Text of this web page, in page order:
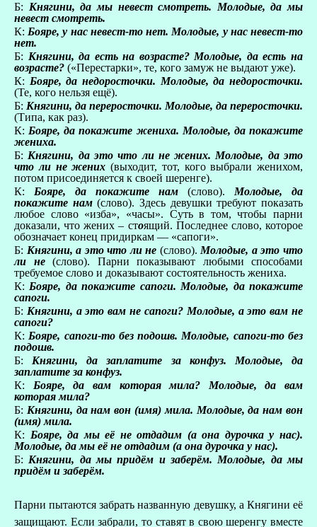
Б: Княгини, да мы невест смотреть. Молодые, да мы
невест смотреть.
К:Бояре, у нас невест-то нет. Молодые, у нас невест-то
нет.
Б: Княгини, да есть на возрасте? Молодые, да есть на
возрасте? («Перестарки», те, кого замуж не выдают уже).
К: Бояре, да недоросточки. Молодые, да недоросточки.
(Те, кого нельзя ещё).
Б: Княгини, да переросточки. Молодые, да переросточки.
(Типа, как раз).
К:Бояре, да покажите жениха. Молодые, да покажите
жениха.
Б:Княгини, да это что ли не жених. Молодые, да это
что ли не жених (выходит, тот, кого выбрали женихом,
потом присоединяется к своей шеренге).
К: Бояре, да покажите нам (слово).Молодые, да
покажите нам(слово). Здесь девушки требуют показать
любое слово «изба», «часы». Суть в том, чтобы парни
доказали, что жених – стоящий. Последнее слово, которое
обозначает конец придиркам — «сапоги».
Б: Княгини, а это что ли не (слово).Молодые, а это что
ли не(слово). Парни показывают любыми способами
требуемое слово и доказывают состоятельность жениха.
К:Бояре, да покажите сапоги. Молодые, да покажите
сапоги.
Б: Княгини, а это вам не сапоги? Молодые, а это вам не
сапоги?
К:Бояре, сапоги-то без подошв. Молодые, сапоги-то без
подошв.
Б:Княгини, да заплатите за конфуз. Молодые, да
заплатите за конфуз.
К: Бояре, да вам которая мила? Молодые, да вам
которая мила?
Б: Княгини, да нам вон (имя) мила. Молодые, да нам вон
(имя) мила.
К: Бояре, да мы её не отдадим (а она дурочка у нас).
Молодые, да мы её не отдадим (а она дурочка у нас).
Б:Княгини, да мы придём и заберём. Молодые, да мы
придём и заберём.
Парни пытаются забрать названную девушку, а Княгини её
защищают. Если забрали, то ставят в свою шеренгу вместе